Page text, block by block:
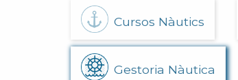
Cursos Nàutics
Gestoria Nàutica